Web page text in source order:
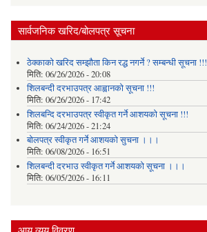
सार्वजनिक खरिद/बोलपत्र सूचना
ठेक्काको खरिद सम्झौता किन रद्ध नगर्ने ? सम्बन्धी सूचना !!!
मिति: 06/26/2026 - 20:08
शिलबन्दी दरभाउपत्र आह्वानको सूचना !!!
मिति: 06/26/2026 - 17:42
शिलबन्दि दरभाउपत्र स्वीकृत गर्ने आशयकाे सूचना !!!
मिति: 06/24/2026 - 21:24
बोलपत्र स्वीकृत गर्ने आशयको सुचना ।।।
मिति: 06/08/2026 - 16:51
शिलबन्दी दरभाउ स्वीकृत गर्ने आशयको सूचना ।।।
मिति: 06/05/2026 - 16:11